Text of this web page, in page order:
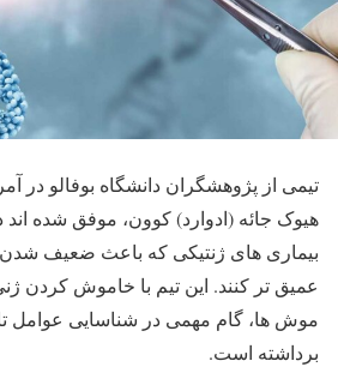
تیمی از پژوهشگران دانشگاه بوفالو در
هیوک جائه (ادوارد) کوون، موفق شده اند
بیماری های ژنتیکی که باعث ضعیف شدن
موش ها، گام مهمی در شناسایی عوامل
برداشته است.